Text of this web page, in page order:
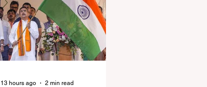
13 hours ago 2 min read